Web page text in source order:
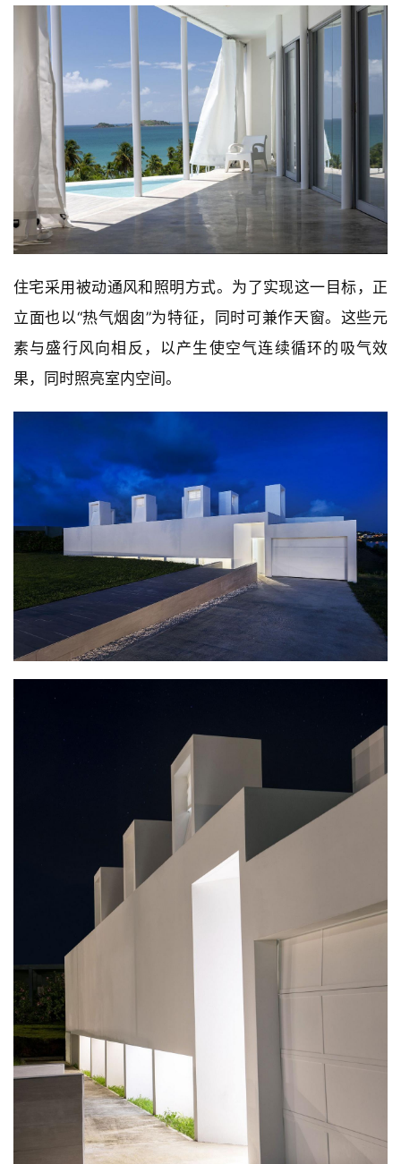
住宅采用被动通风和照明方式。为了实现这一目标，正
立面也以“热气烟囱”为特征，同时可兼作天窗。这些元
素与盛行风向相反，以产生使空气连续循环的吸气效
果，同时照亮室内空间。